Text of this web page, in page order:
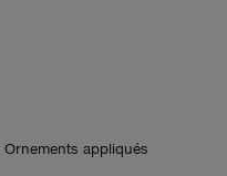
Ornements appliqués